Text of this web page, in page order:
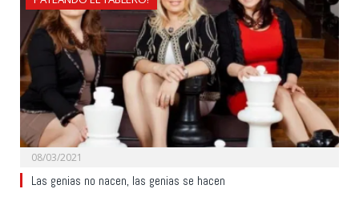
08/03/2021
Las genias no nacen, las genias se hacen